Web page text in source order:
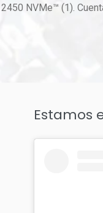
NVMe™ (1).
Estamos